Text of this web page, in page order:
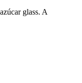
glass. A